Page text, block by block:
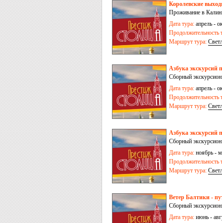
Королевские
Проживание в
Дата тура: апрель -
Продолжительность
Маршрут тура:
Азбука экскурсий
Сборный
Дата тура: апрель -
Продолжительность
Маршрут тура:
Азбука экскурсий
Сборный
Дата тура: ноябрь -
Продолжительность
Маршрут тура:
Ветер Балтики -
Сборный
Дата тура: июнь -